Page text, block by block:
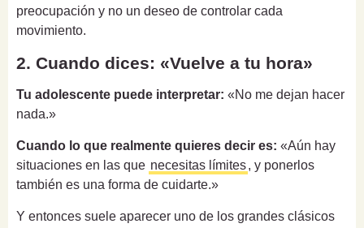
preocupación y no un deseo de controlar cada
movimiento.
2. Cuando dices: «Vuelve a tu hora»
Tu adolescente puede interpretar: «No me dejan hacer
nada.»
Cuando lo que realmente quieres decir es: «Aún hay
situaciones en las que necesitas límites, y ponerlos
también es una forma de cuidarte.»
Y entonces suele aparecer uno de los grandes clásicos